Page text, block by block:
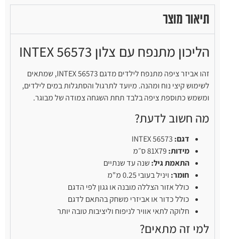
תיאור מוצר
הליכון מתנפח עם צלון INTEX 56573
זהו אביזר ציפה מתנפח לילדים מדגם INTEX 56573, שמתאים
לשימוש קיצי נוח ומהנה. מיועד לתרגול והסתגלות במים לילדים,
ומשמש כתוספת ציפה בלבד תחת השגחה צמודה של מבוגר.
מה חשוב לדעת?
דגם:
מידות:
התאמת גיל:שנה עד שנתיים
חומר: ויניל בעובי 0.25 מ"מ
כולל אזור הצללה מובנה או גגון לפי הדגם
כולל כדור או אביזרי משחק בהתאם לדגם
חלוקה לתאי אוויר לניפוח וליציבות טובה יותר
למי זה מתאים?